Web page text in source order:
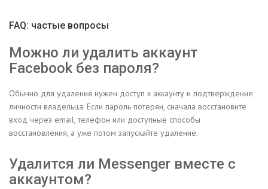
FAQ: частые вопросы
Можно ли удалить аккаунт
Facebook без пароля?
Обычно для удаления нужен доступ к аккаунту и подтверждение
личности владельца. Если пароль потерян, сначала восстановите
вход через email, телефон или доступные способы
восстановления, а уже потом запускайте удаление.
Удалится ли Messenger вместе с
аккаунтом?